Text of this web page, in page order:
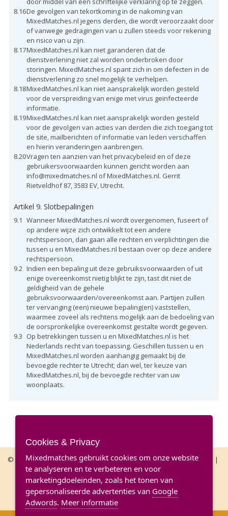
8.16De gevolgen van tekortkoming in de nakoming van
MixedMatches.nl jegens derden, die wordt veroorzaakt door
of vanwege gedragingen van u zullen steeds voor rekening
en risico van u zijn.
8.17MixedMatches.nl kan niet garanderen dat de
dienstverlening niet zal worden onderbroken door
storingen. MixedMatches.nl spant zich in om defecten in de
dienstverlening zo snel mogelijk te verhelpen.
8.18MixedMatches.nl kan niet aansprakelijk worden gesteld
voor de verspreiding van enige met virus geïnfecteerde
informatie.
8.19MixedMatches.nl kan niet aansprakelijk worden gesteld
voor de gevolgen van acties van derden die zich toegang tot
de site, mailberichten of informatie van leden verschaffen
en hierin veranderingen aanbrengen.
8.20Vragen ten aanzien van het privacybeleid en of deze
gebruikersvoorwaarden kunnen gericht worden aan
info@mixedmatches.nl of MixedMatches.nl. Gerrit
Rietveldhof 87, 3583 EV, Utrecht.
Artikel 9. Slotbepalingen
9.1 Wanneer MixedMatches.nl wordt overgenomen, fuseert of
op andere wijze zich ontwikkelt tot een andere
rechtspersoon, dan gaan alle rechten en verplichtingen die
tussen u en MixedMatches.nl bestaan over op deze andere
rechtspersoon.
9.2 Indien een bepaling uit deze gebruiksvoorwaarden of uit
enige overeenkomst nietig blijkt te zijn, tast dit niet de
geldigheid van de gehele
gebruiksvoorwaarden/overeenkomst aan. Partijen zullen
ter vervanging (een) nieuwe bepaling(en) vaststellen,
waarmee zoveel als rechtens mogelijk aan de bedoeling van
de oorspronkelijke overeenkomst gestalte wordt gegeven.
9.3 Op betrekkingen tussen u en MixedMatches.nl is het
Nederlands recht van toepassing. Geschillen tussen u en
MixedMatches.nl worden aanhangig gemaakt bij de
bevoegde rechter te Utrecht; dan wel, ter keuze van
MixedMatches.nl, bij de bevoegde rechter van uw
woonplaats.
© MixedMatches.nl 2026 | Sitemap | Gebruiksvoorwaarden
|
Privacy
|
Mixedmatches Frankrijk
Cookies & Privacy
Mixedmatches gebruikt cookies om onze website
te analyseren en te verbeteren en voor
marketingdoeleinden, zoals het tonen van
gepersonaliseerde advertenties van Google
Adwords. Meer informatie